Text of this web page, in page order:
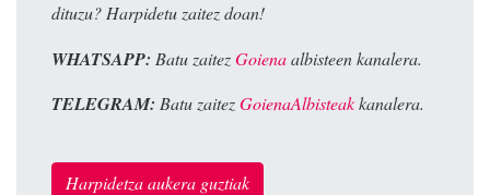
dituzu? Harpidetu zaitez doan!
WHATSAPP: Batu zaitezGoienaalbisteen kanalera.
TELEGRAM: Batu zaitezGoienaAlbisteakkanalera.
Harpidetza aukera guztiak